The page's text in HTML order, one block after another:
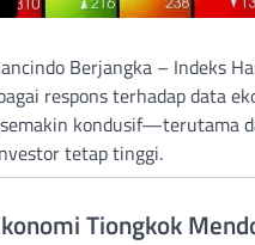
Berjangka – Indeks
respons terhadap data
kondusif—terutama
tetap tinggi.
Tiongkok